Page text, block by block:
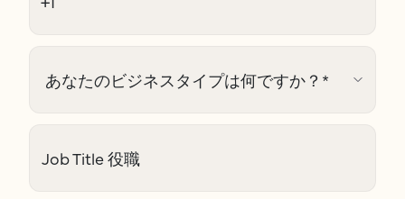
あなたのビジネスタイプは何ですか？ *
Job Title 役職